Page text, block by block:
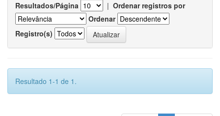
Resultados/Página | Ordenar registros por
Ordenar
Registro(s)
Resultado 1-1 de 1.